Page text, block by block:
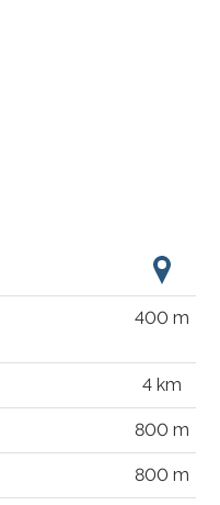
400 m
4 km
800 m
800 m